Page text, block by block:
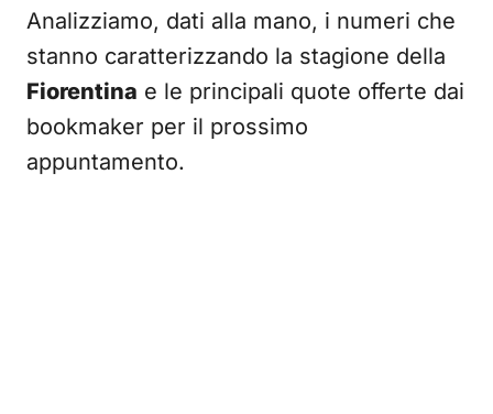
Analizziamo, dati alla mano, i numeri che
stanno caratterizzando la stagione della
Fiorentina e le principali quote offerte dai
bookmaker per il prossimo
appuntamento.